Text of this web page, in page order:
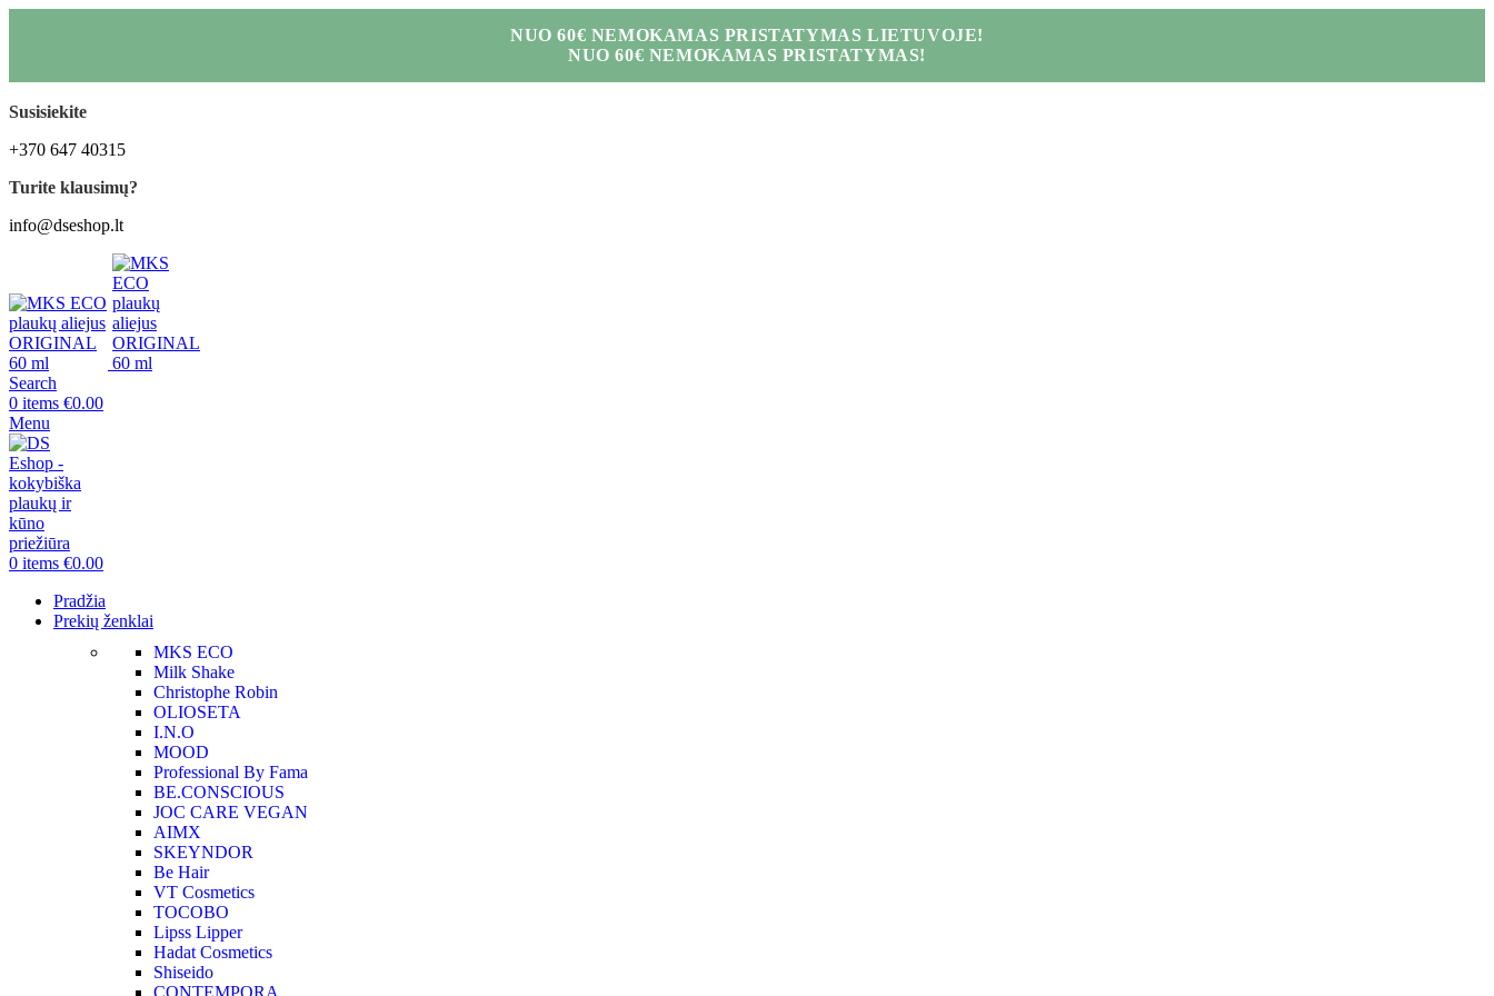
NUO 60€ NEMOKAMAS PRISTATYMAS LIETUVOJE!
NUO 60€ NEMOKAMAS PRISTATYMAS!
Susisiekite
+370 647 40315
Turite klausimų?
info@dseshop.lt
Search
0 items €0.00
Menu
0 items €0.00
Pradžia
Prekių ženklai
MKS ECO
Milk Shake
Christophe Robin
OLIOSETA
I.N.O
MOOD
Professional By Fama
BE.CONSCIOUS
JOC CARE VEGAN
AIMX
SKEYNDOR
Be Hair
VT Cosmetics
TOCOBO
Lipss Lipper
Hadat Cosmetics
Shiseido
CONTEMPORA